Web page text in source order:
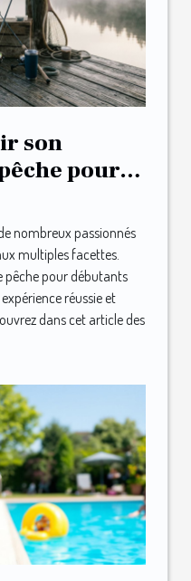
son
pour
nombreux passionnés
multiples facettes.
pêche pour débutants
réussie et
dans cet article des